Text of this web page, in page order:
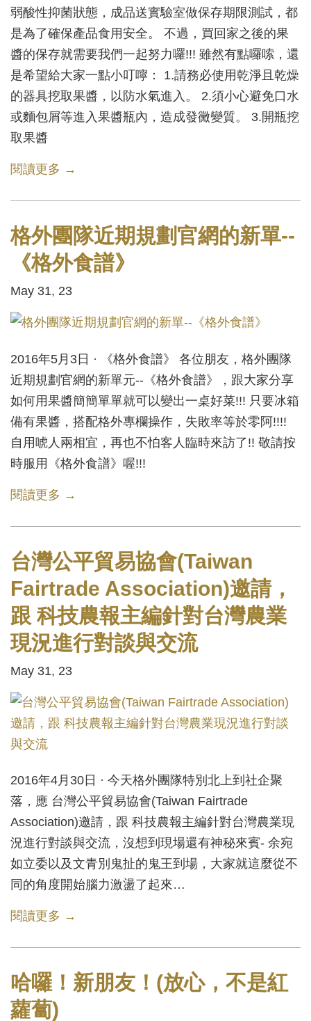
弱酸性抑菌狀態，成品送實驗室做保存期限測試，都
是為了確保產品食用安全。 不過，買回家之後的果
醬的保存就需要我們一起努力囉!!! 雖然有點囉嗦，還
是希望給大家一點小叮嚀： 1.請務必使用乾淨且乾燥
的器具挖取果醬，以防水氣進入。 2.須小心避免口水
或麵包屑等進入果醬瓶內，造成發黴變質。 3.開瓶挖
取果醬
閱讀更多 →
格外團隊近期規劃官網的新單--
《格外食譜》
May 31, 23
2016年5月3日 · 《格外食譜》 各位朋友，格外團隊
近期規劃官網的新單元--《格外食譜》，跟大家分享
如何用果醬簡簡單單就可以變出一桌好菜!!! 只要冰箱
備有果醬，搭配格外專欄操作，失敗率等於零阿!!!!
自用唬人兩相宜，再也不怕客人臨時來訪了!! 敬請按
時服用《格外食譜》喔!!!
閱讀更多 →
台灣公平貿易協會(Taiwan
Fairtrade Association)邀請，
跟 科技農報主編針對台灣農業
現況進行對談與交流
May 31, 23
2016年4月30日 · 今天格外團隊特別北上到社企聚
落，應 台灣公平貿易協會(Taiwan Fairtrade
Association)邀請，跟 科技農報主編針對台灣農業現
況進行對談與交流，沒想到現場還有神秘來賓- 余宛
如立委以及文青別鬼扯的鬼王到場，大家就這麼從不
同的角度開始腦力激盪了起來…
閱讀更多 →
哈囉！新朋友！(放心，不是紅
蘿蔔)